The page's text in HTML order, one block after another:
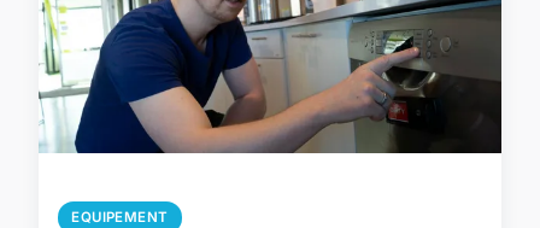
EQUIPEMENT